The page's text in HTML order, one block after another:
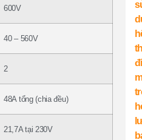
600V
40 – 560V
2
48A tổng (chia đều)
21,7A tại 230V